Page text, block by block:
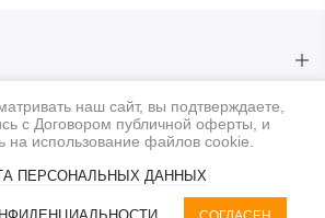
наш сайт, вы подтверждаете,
с Договором публичной оферты, и
на использование файлов cookie.
ПЕРСОНАЛЬНЫХ ДАННЫХ